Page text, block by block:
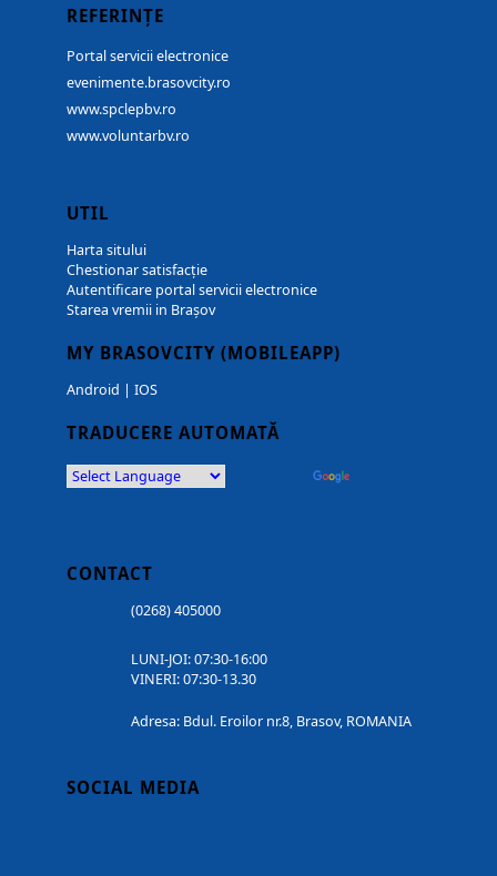
REFERINȚE
Portal servicii electronice
evenimente.brasovcity.ro
www.spclepbv.ro
www.voluntarbv.ro
UTIL
Harta sitului
Chestionar satisfacție
Autentificare portal servicii electronice
Starea vremii in Brașov
MY BRASOVCITY (MOBILEAPP)
Android | IOS
TRADUCERE AUTOMATĂ
CONTACT
(0268) 405000
LUNI-JOI: 07:30-16:00
VINERI: 07:30-13.30
Adresa: Bdul. Eroilor nr.8, Brasov, ROMANIA
SOCIAL MEDIA